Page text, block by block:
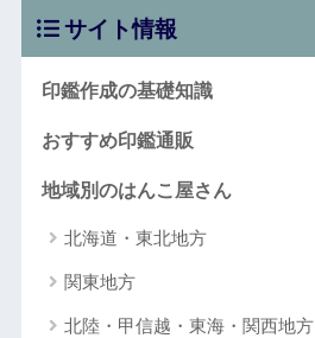
サイト情報
印鑑作成の基礎知識
おすすめ印鑑通販
地域別のはんこ屋さん
北海道・東北地方
関東地方
北陸・甲信越・東海・関西地方